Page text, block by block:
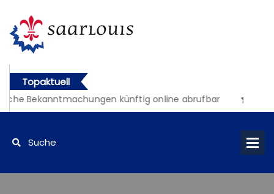
Topaktuell
Bekanntmachungen künftig online abrufbar